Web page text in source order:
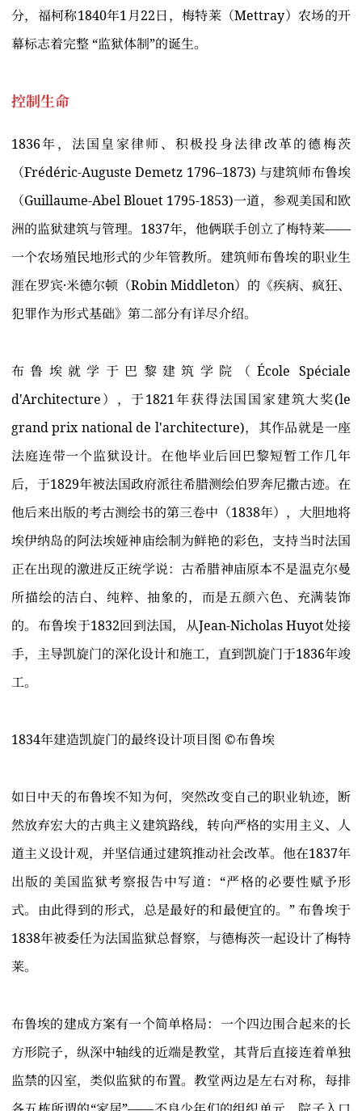
分，福柯称1840年1月22日，梅特莱（Mettray）农场的开
幕标志着完整 “监狱体制”的诞生。
控制生命
1836年，法国皇家律师、积极投身法律改革的德梅茨
（Frédéric-Auguste Demetz 1796–1873) 与建筑师布鲁埃
（Guillaume-Abel Blouet 1795-1853)一道，参观美国和欧
洲的监狱建筑与管理。1837年，他俩联手创立了梅特莱——
一个农场殖民地形式的少年管教所。建筑师布鲁埃的职业生
涯在罗宾·米德尔顿（Robin Middleton）的《疾病、疯狂、
犯罪作为形式基础》第二部分有详尽介绍。
布鲁埃就学于巴黎建筑学院（École Spéciale
d'Architecture），于1821年获得法国国家建筑大奖(le
grand prix national de l'architecture)，其作品就是一座
法庭连带一个监狱设计。在他毕业后回巴黎短暂工作几年
后，于1829年被法国政府派往希腊测绘伯罗奔尼撒古迹。在
他后来出版的考古测绘书的第三卷中（1838年），大胆地将
埃伊纳岛的阿法埃娅神庙绘制为鲜艳的彩色，支持当时法国
正在出现的激进反正统学说：古希腊神庙原本不是温克尔曼
所描绘的洁白、纯粹、抽象的，而是五颜六色、充满装饰
的。布鲁埃于1832回到法国，从Jean-Nicholas Huyot处接
手，主导凯旋门的深化设计和施工，直到凯旋门于1836年竣
工。
1834年建造凯旋门的最终设计项目图 ©️布鲁埃
如日中天的布鲁埃不知为何，突然改变自己的职业轨迹，断
然放弃宏大的古典主义建筑路线，转向严格的实用主义、人
道主义设计观，并坚信通过建筑推动社会改革。他在1837年
出版的美国监狱考察报告中写道：“严格的必要性赋予形
式。由此得到的形式，总是最好的和最便宜的。” 布鲁埃于
1838年被委任为法国监狱总督察，与德梅茨一起设计了梅特
莱。
布鲁埃的建成方案有一个简单格局：一个四边围合起来的长
方形院子，纵深中轴线的近端是教堂，其背后直接连着单独
监禁的囚室，类似监狱的布置。教堂两边是左右对称，每排